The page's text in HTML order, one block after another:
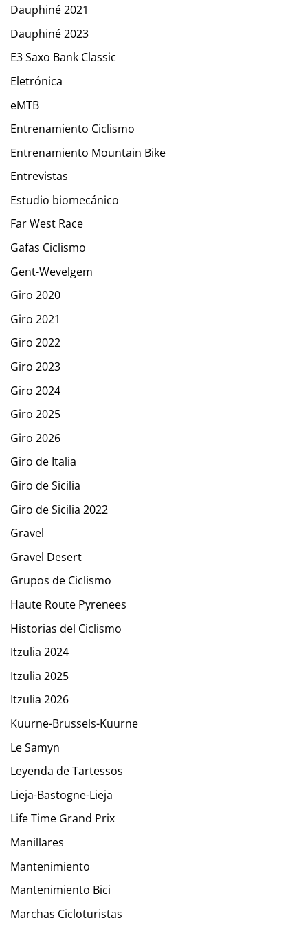
Dauphiné 2021
Dauphiné 2023
E3 Saxo Bank Classic
Eletrónica
eMTB
Entrenamiento Ciclismo
Entrenamiento Mountain Bike
Entrevistas
Estudio biomecánico
Far West Race
Gafas Ciclismo
Gent-Wevelgem
Giro 2020
Giro 2021
Giro 2022
Giro 2023
Giro 2024
Giro 2025
Giro 2026
Giro de Italia
Giro de Sicilia
Giro de Sicilia 2022
Gravel
Gravel Desert
Grupos de Ciclismo
Haute Route Pyrenees
Historias del Ciclismo
Itzulia 2024
Itzulia 2025
Itzulia 2026
Kuurne-Brussels-Kuurne
Le Samyn
Leyenda de Tartessos
Lieja-Bastogne-Lieja
Life Time Grand Prix
Manillares
Mantenimiento
Mantenimiento Bici
Marchas Cicloturistas